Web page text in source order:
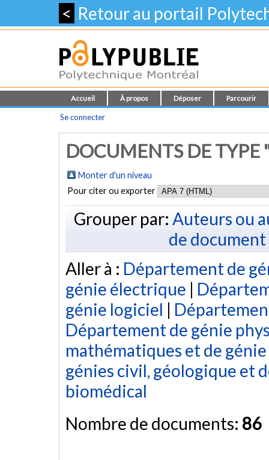
< Retour au portail
Accueil À propos Déposer Parcourir
Se connecter
DOCUMENTS DE TYPE
Monter d'un niveau
Pour citer ou exporter
Grouper par: Auteurs ou
de document
Aller à : Département de
génie électrique |
génie logiciel |
Département de génie
mathématiques et de
génies civil, géologique et
biomédical
Nombre de documents: 86